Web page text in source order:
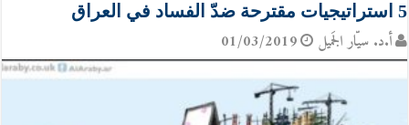
5 استراتيجيات مقترحة ضدّ الفساد في العراق
أ.د. سيّار الجَميل 01/03/2019